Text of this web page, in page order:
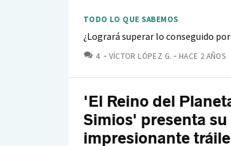
TODO LO QUE SABEMOS
¿Logrará superar lo conseguido
4 COMENTARIOS
VÍCTOR LÓPEZ G. HACE 2 AÑOS
'El Reino del
Simios' presenta su
impresionante